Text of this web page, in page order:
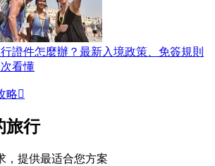
證件怎麼辦？最新入境政策、免簽規則
看懂
略
旅行
，提供最适合您方案